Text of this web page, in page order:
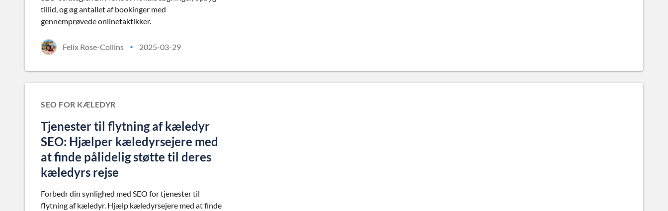
tillid, og øg antallet af bookinger med
gennemprøvede onlinetaktikker.
Felix Rose-Collins • 2025-03-29
SEO FOR KÆLEDYR
Tjenester til flytning af kæledyr
SEO: Hjælper kæledyrsejere med
at finde pålidelig støtte til deres
kæledyrs rejse
Forbedr din synlighed med SEO for tjenester til
flytning af kæledyr. Hjælp kæledyrsejere med at finde